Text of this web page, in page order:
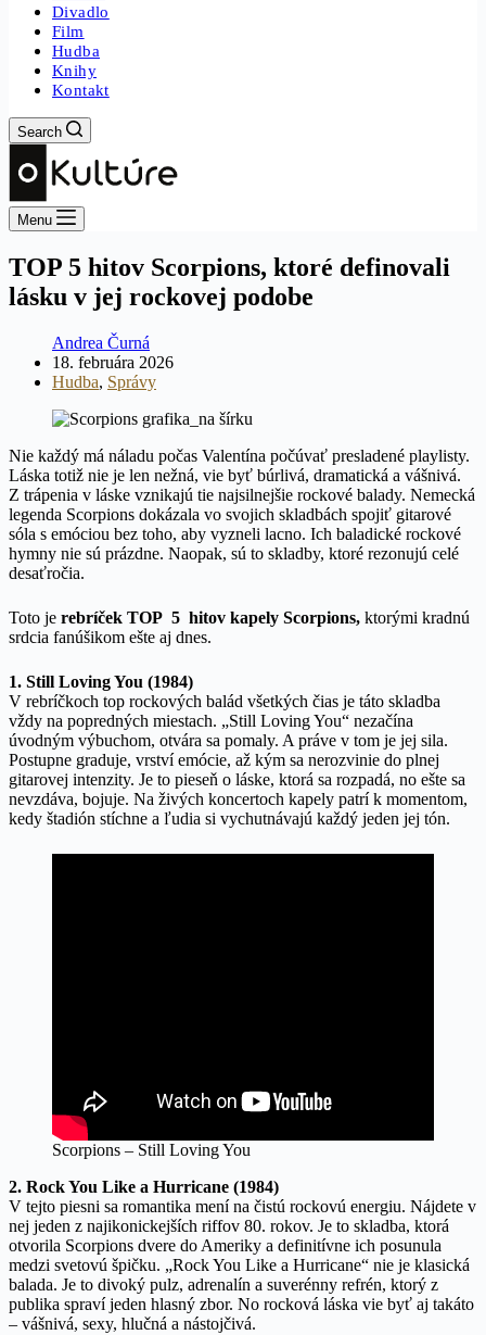
Divadlo
Film
Hudba
Knihy
Kontakt
Search
Menu
TOP 5 hitov Scorpions, ktoré definovali
lásku v jej rockovej podobe
Andrea Čurná
18. februára 2026
Hudba, Správy
Nie každý má náladu počas Valentína počúvať presladené playlisty.
Láska totiž nie je len nežná, vie byť búrlivá, dramatická a vášnivá.
Z trápenia v láske vznikajú tie najsilnejšie rockové balady. Nemecká
legenda Scorpions dokázala vo svojich skladbách spojiť gitarové
sóla s emóciou bez toho, aby vyzneli lacno. Ich baladické rockové
hymny nie sú prázdne. Naopak, sú to skladby, ktoré rezonujú celé
desaťročia.
Toto je rebríček TOP 5 hitov kapely Scorpions, ktorými kradnú
srdcia fanúšikom ešte aj dnes.
1. Still Loving You (1984)
V rebríčkoch top rockových balád všetkých čias je táto skladba
vždy na popredných miestach. „Still Loving You“ nezačína
úvodným výbuchom, otvára sa pomaly. A práve v tom je jej sila.
Postupne graduje, vrství emócie, až kým sa nerozvinie do plnej
gitarovej intenzity. Je to pieseň o láske, ktorá sa rozpadá, no ešte sa
nevzdáva, bojuje. Na živých koncertoch kapely patrí k momentom,
kedy štadión stíchne a ľudia si vychutnávajú každý jeden jej tón.
Scorpions – Still Loving You
2. Rock You Like a Hurricane (1984)
V tejto piesni sa romantika mení na čistú rockovú energiu. Nájdete v
nej jeden z najikonickejších riffov 80. rokov. Je to skladba, ktorá
otvorila Scorpions dvere do Ameriky a definitívne ich posunula
medzi svetovú špičku. „Rock You Like a Hurricane“ nie je klasická
balada. Je to divoký pulz, adrenalín a suverénny refrén, ktorý z
publika spraví jeden hlasný zbor. No rocková láska vie byť aj takáto
– vášnivá, sexy, hlučná a nástojčivá.